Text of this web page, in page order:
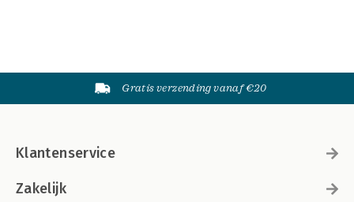
Gratis verzending vanaf €20
Klantenservice
Zakelijk